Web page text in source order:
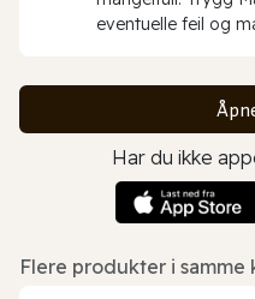
eventuelle feil og
Har du ikke
Flere produkter i samme